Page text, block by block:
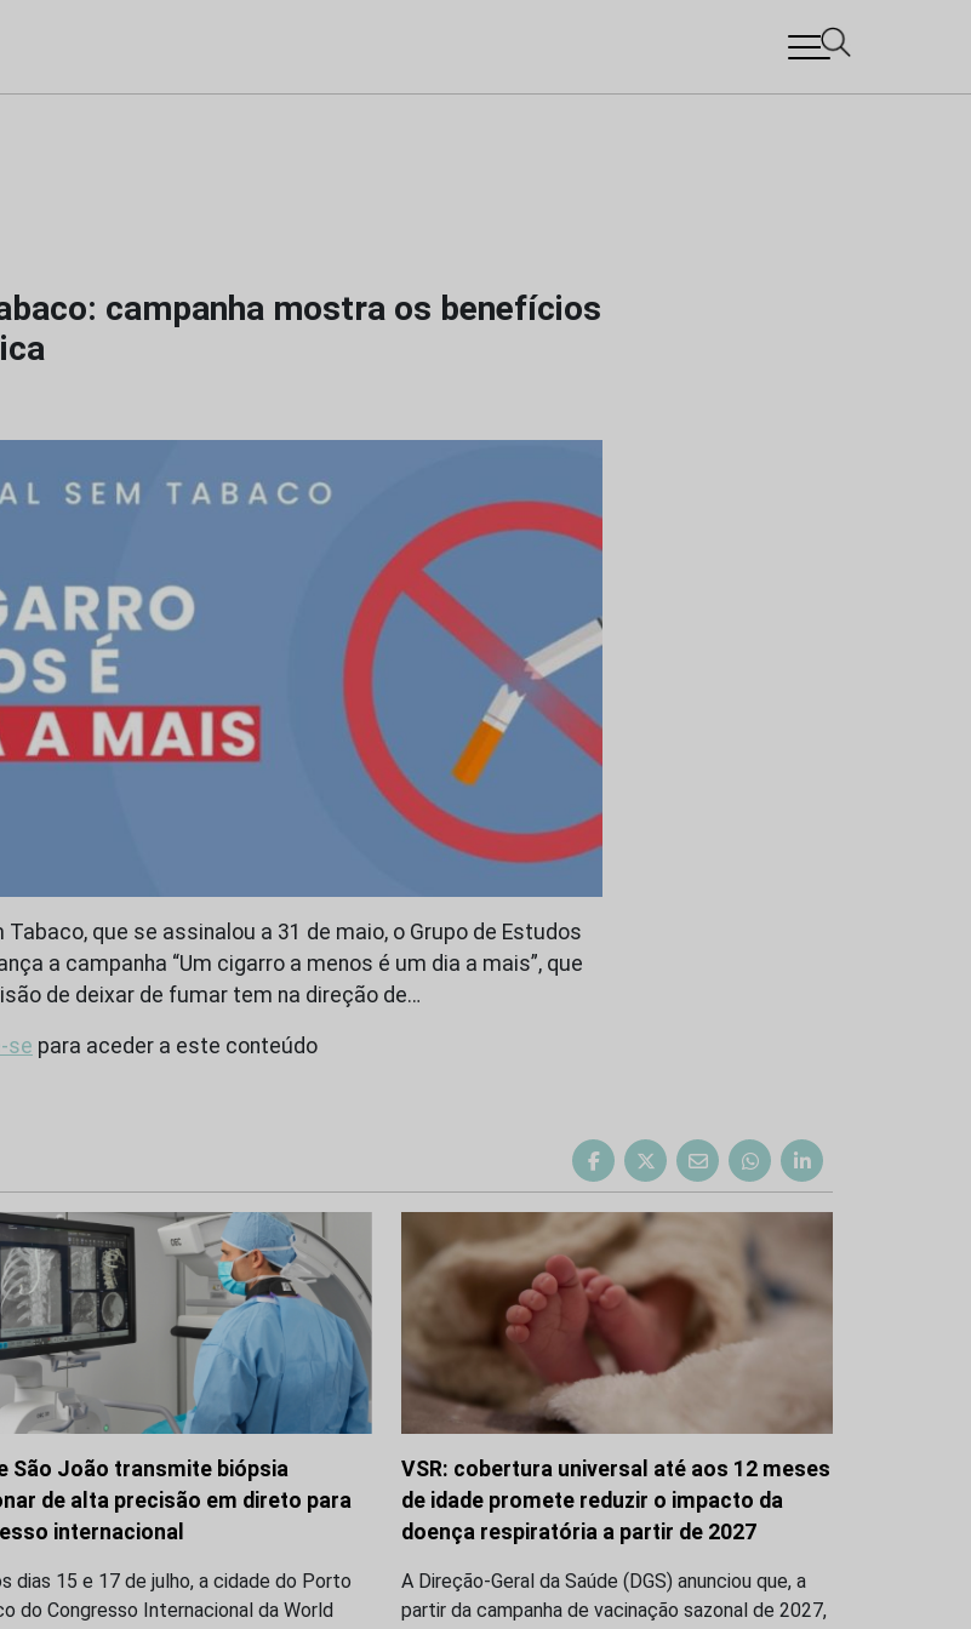
campanha mostra os benefícios
Tabaco, que se assinalou a 31 de maio, o Grupo de Estudos
a campanha “Um cigarro a menos é um dia a mais”, que
de deixar de fumar tem na direção de…
se para aceder a este conteúdo
São João transmite biópsia
de alta precisão em direto para
internacional
dias 15 e 17 de julho, a cidade do Porto
do Congresso Internacional da World
VSR: cobertura universal até aos 12 meses
de idade promete reduzir o impacto da
doença respiratória a partir de 2027
A Direção-Geral da Saúde (DGS) anunciou que, a
partir da campanha de vacinação sazonal de 2027,